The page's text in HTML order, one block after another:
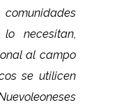
necesitan,
al campo
se utilicen